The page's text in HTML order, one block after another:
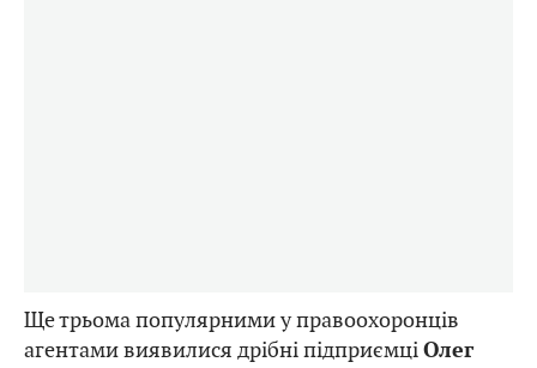
Ще трьома популярними у правоохоронців
агентами виявилися дрібні підприємціОлег